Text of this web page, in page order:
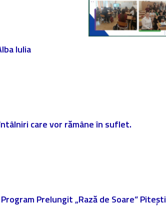
Iulia
care vor rămâne în suflet.
Prelungit „Rază de Soare” Pitești